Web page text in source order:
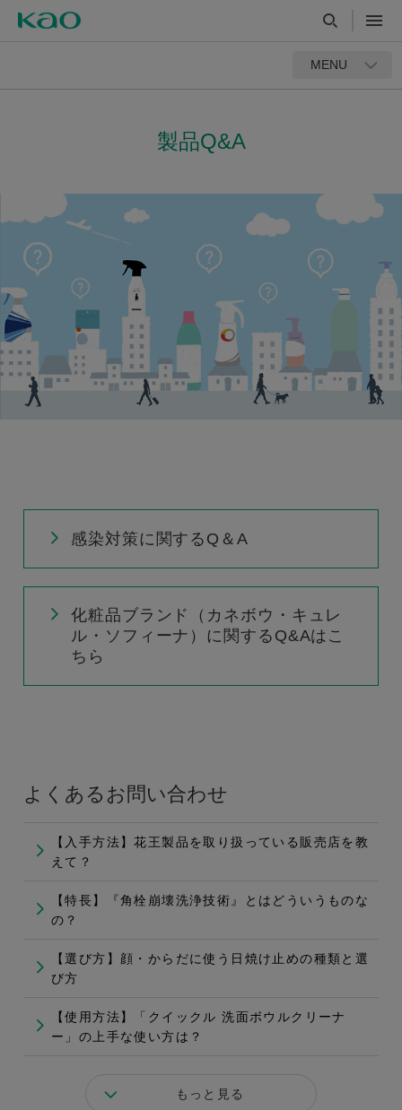
MENU
製品Q&A
感染対策に関するQ＆A
化粧品ブランド（カネボウ・キュレ
ル・ソフィーナ）に関するQ&Aはこ
ちら
よくあるお問い合わせ
【入手方法】花王製品を取り扱っている販売店を教
えて？
【特長】『角栓崩壊洗浄技術』とはどういうものな
の？
【選び方】顔・からだに使う日焼け止めの種類と選
び方
【使用方法】「クイックル 洗面ボウルクリーナ
ー」の上手な使い方は？
もっと見る